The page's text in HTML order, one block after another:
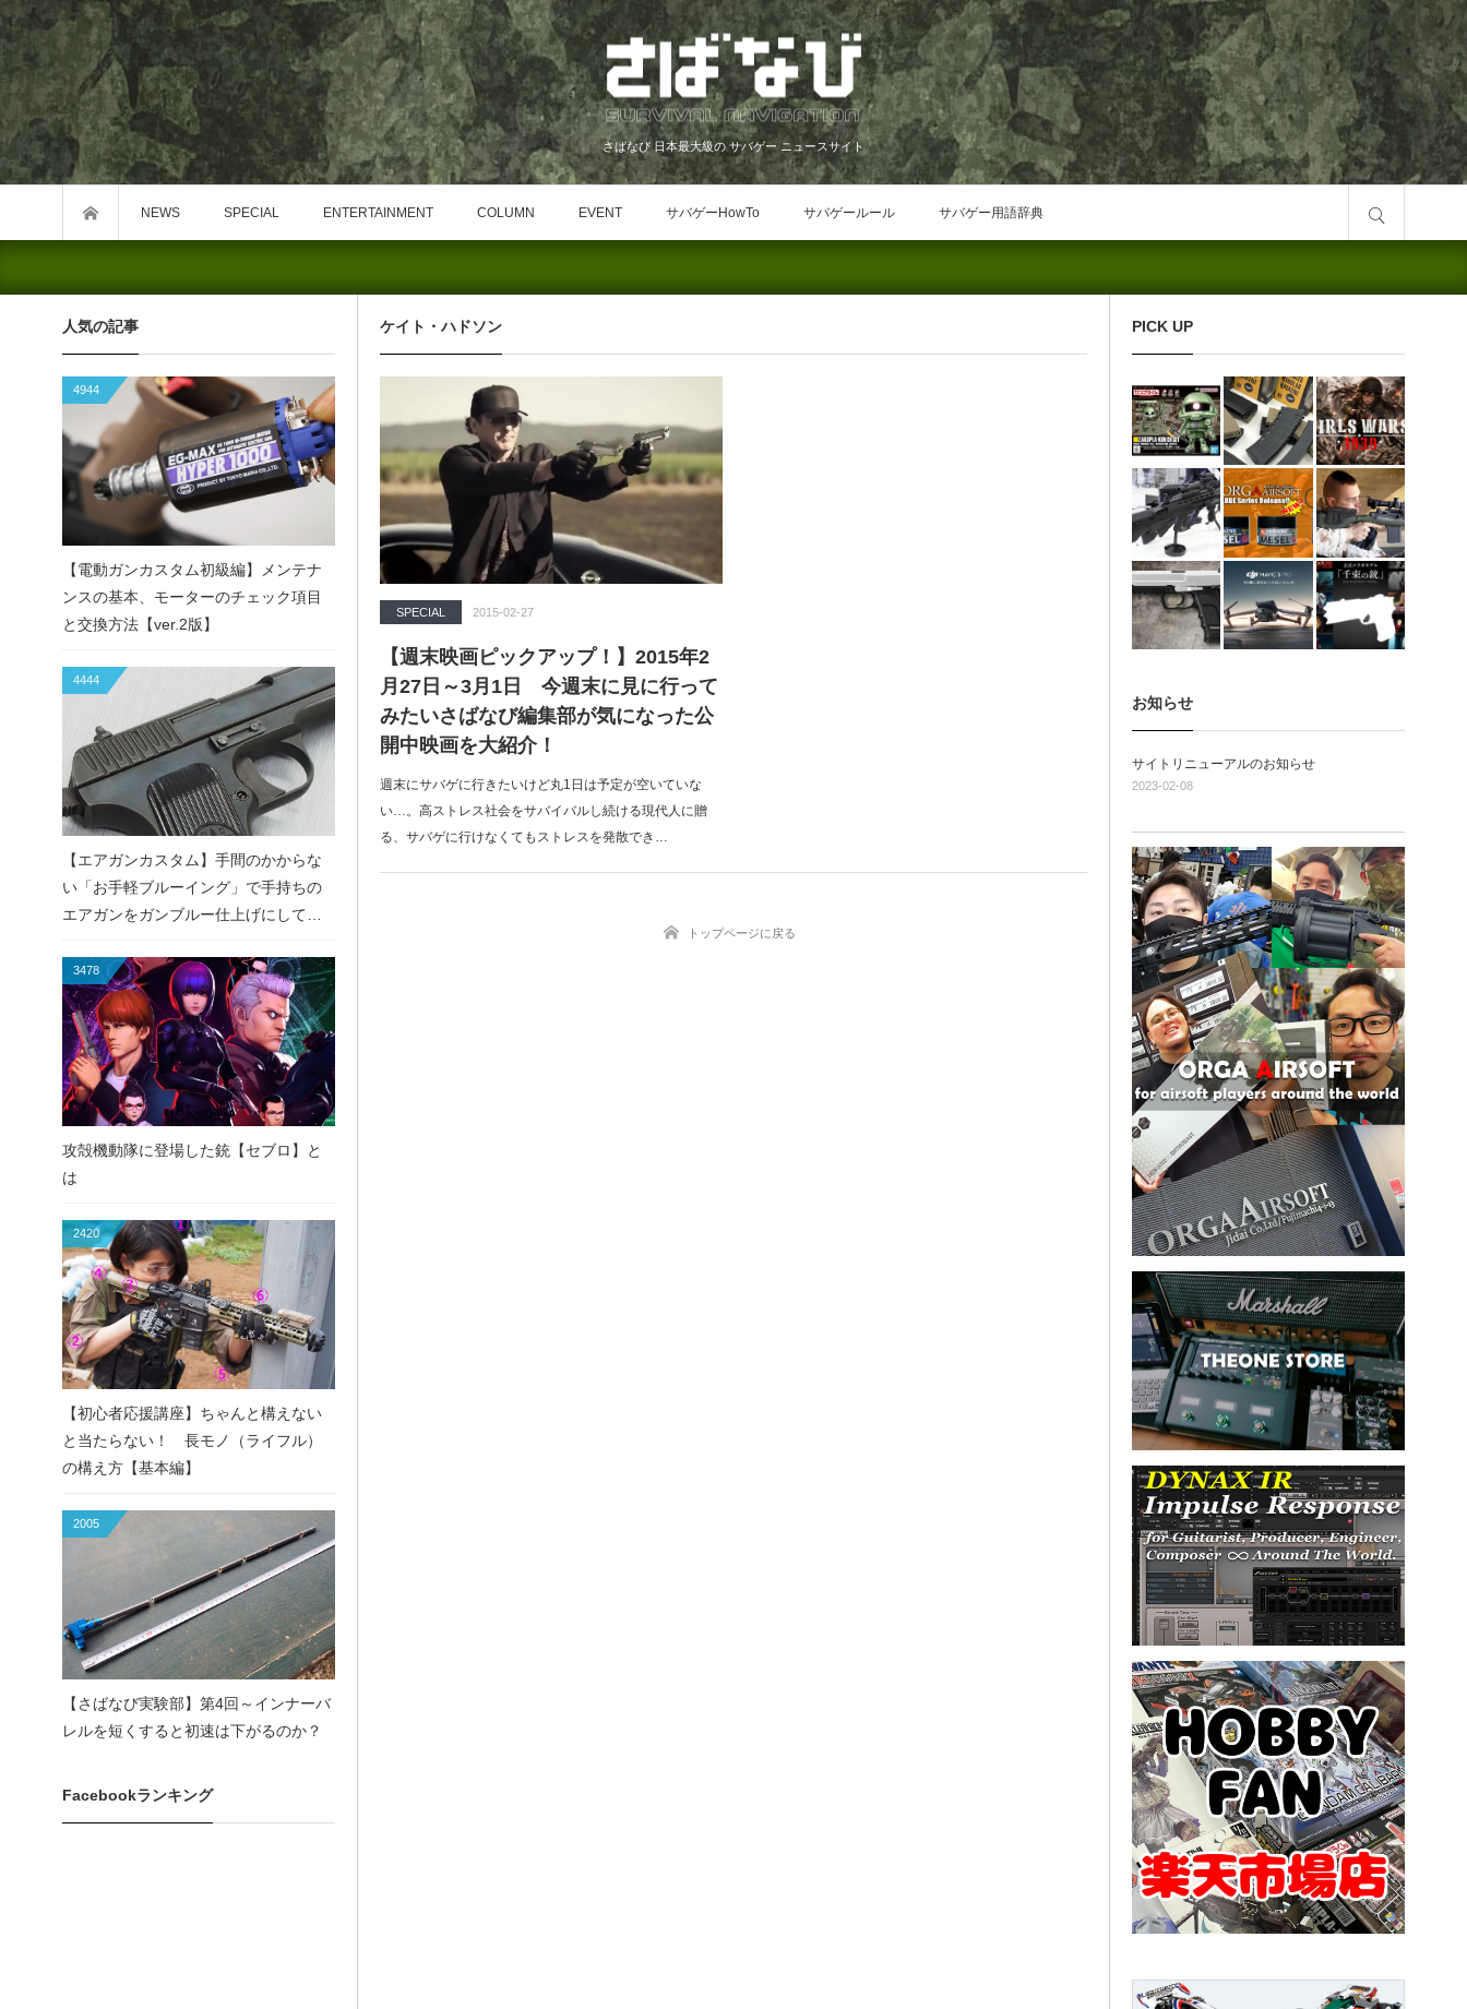
さばなび 日本最大級の サバゲー ニュースサイト
NEWS SPECIAL ENTERTAINMENT COLUMN EVENT サバゲーHowTo サバゲールール サバゲー用語辞典
ケイト・ハドソン
SPECIAL 2015-02-27
【週末映画ピックアップ！】2015年2
月27日～3月1日 今週末に見に行って
みたいさばなび編集部が気になった公
開中映画を大紹介！
週末にサバゲに行きたいけど丸1日は予定が空いていな
い…。高ストレス社会をサバイバルし続ける現代人に贈
る、サバゲに行けなくてもストレスを発散でき…
トップページに戻る
人気の記事
4944
【電動ガンカスタム初級編】メンテナ
ンスの基本、モーターのチェック項目
と交換方法【ver.2版】
4444
【エアガンカスタム】手間のかからな
い「お手軽ブルーイング」で手持ちの
エアガンをガンブルー仕上げにしてみ
3478
攻殻機動隊に登場した銃【セブロ】と
は
2420
【初心者応援講座】ちゃんと構えない
と当たらない！ 長モノ（ライフル）
の構え方【基本編】
2005
【さばなび実験部】第4回～インナーバ
レルを短くすると初速は下がるのか？
Facebookランキング
PICK UP
お知らせ
サイトリニューアルのお知らせ
2023-02-08